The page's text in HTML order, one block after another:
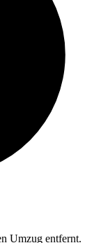
Umzug entfernt.